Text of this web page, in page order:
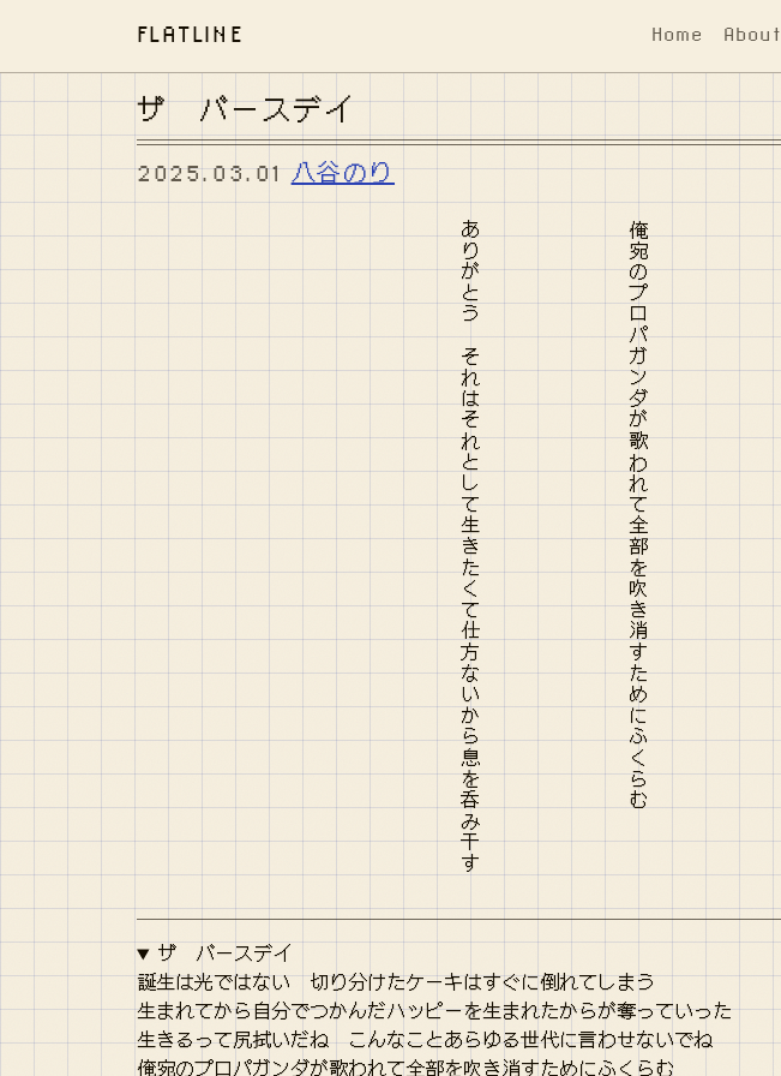
FLATLINE Home About
ザ バースデイ
2025.03.01八谷のり
俺宛のプロパガンダが歌われて全部を吹き消すためにふくらむ
ありがとう それはそれとして生きたくて仕方ないから息を呑み干す
ザ バースデイ
誕生は光ではない 切り分けたケーキはすぐに倒れてしまう
生まれてから自分でつかんだハッピーを生まれたからが奪っていった
生きるって尻拭いだね こんなことあらゆる世代に言わせないでね
俺宛のプロパガンダが歌われて全部を吹き消すためにふくらむ